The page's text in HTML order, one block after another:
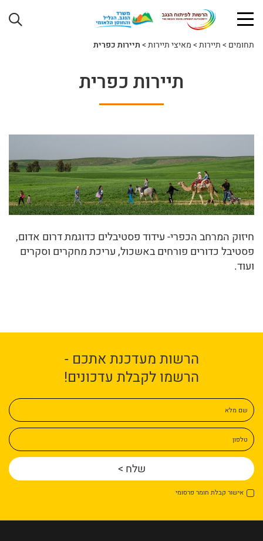
תחומים >תיירות>מאיצי תיירות>תיירות כפרית
תיירות כפרית
חיזוק המרחב הכפרי- עידוד פסטיבלים כדוגמת דרום אדום,
פסטיבל כדורים פורחים באשכול, עריכת מחקרים וסקרים
ועוד.
הרשות מעדכנת אתכם -
הרשמו לקבלת עדכונים!
שם מלא
טלפון
אישור קבלת חומר פרסומי